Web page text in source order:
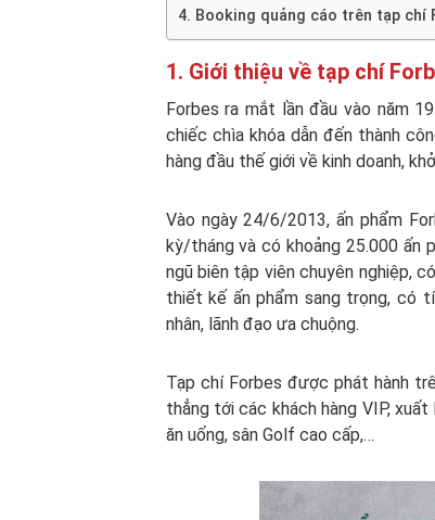
4. Booking quảng cáo trên tạp chí
1. Giới thiệu về tạp chí
Forbes ra mắt lần đầu vào năm
chiếc chìa khóa dẫn đến thành
hàng đầu thế giới về kinh doanh,
Vào ngày 24/6/2013, ấn phẩm
kỳ/tháng và có khoảng 25.000 ấn
ngũ biên tập viên chuyên nghiệp,
thiết kế ấn phẩm sang trọng, có
nhân, lãnh đạo ưa chuộng.
Tạp chí Forbes được phát hành
thẳng tới các khách hàng VIP,
ăn uống, sân Golf cao cấp,…